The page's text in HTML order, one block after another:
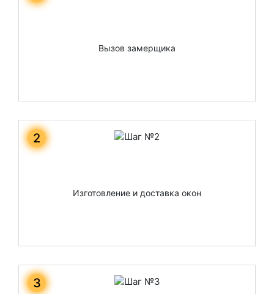
Вызов замерщика
Изготовление и доставка окон
2
3